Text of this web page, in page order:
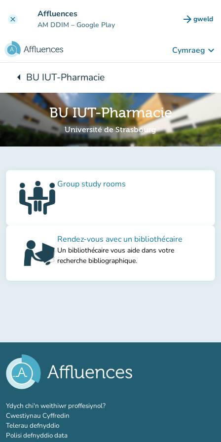
clear Affluences
AM DDIM – Google Play arrow_forward gweld
(tab
Cymraeg keyboard_arrow_down
arrow_leftYn ôl i:
BU IUT-Pharmacie
BU IUT-Pharmacie
Université de Strasbourg
Group study rooms
Rendez-vous avec un bibliothécaire
Un bibliothécaire vous aide dans votre
recherche bibliographique.
Ydych chi'n weithiwr proffesiynol?(tab newydd)
Cwestiynau Cyffredin
Telerau defnyddio
Polisi defnyddio data